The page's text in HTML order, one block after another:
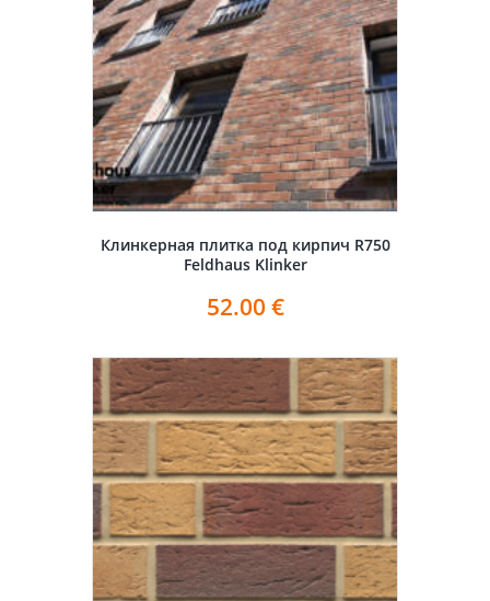
Клинкерная плитка под кирпич R750
Feldhaus Klinker
52.00 €